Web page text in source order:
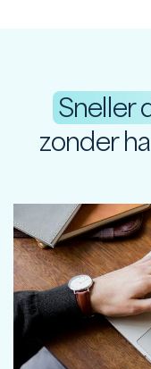
Sneller
zonder